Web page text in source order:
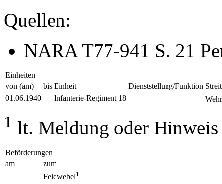
Quellen:
NARA T77-941 S. 21
Einheiten
von (am)
bis Einheit Dienststellung/Funktion
01.06.1940
Infanterie-Regiment 18
1 lt. Meldung oder Hinweis
Beförderungen
am
zum
Feldwebel1